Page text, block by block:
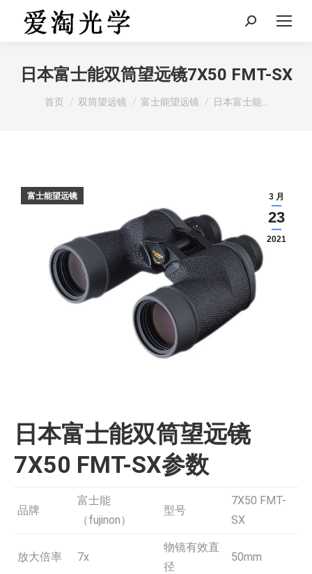
Search:
日本富士能双筒望远镜7X50 FMT-SX
您在这里：
首页 双筒望远镜 富士能望远镜 日本富士能…
3 月
23
2021
富士能望远镜
日本富士能双筒望远镜
7X50 FMT-SX参数
品牌
富士能
（fujinon）
型号
7X50 FMT-
SX
放大倍率 7x
物镜有效直
径
50mm